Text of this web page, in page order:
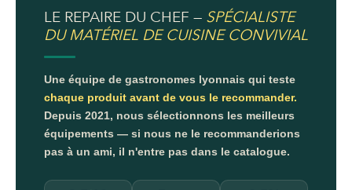
LE REPAIRE DU CHEF — SPÉCIALISTE
DU MATÉRIEL DE CUISINE CONVIVIAL
Une équipe de gastronomes lyonnais qui teste
chaque produit avant de vous le recommander.
Depuis 2021, nous sélectionnons les meilleurs
équipements — si nous ne le recommanderions
pas à un ami, il n'entre pas dans le catalogue.